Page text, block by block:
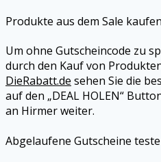
Produkte aus dem Sale
Um ohne Gutscheincode zu
durch den Kauf von
DieRabatt.de sehen Sie die
auf den „DEAL HOLEN“
an Hirmerweiter.
Abgelaufene Gutscheine